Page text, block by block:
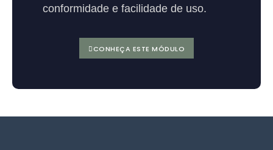
conformidade e facilidade de uso.
CONHEÇA ESTE MÓDULO